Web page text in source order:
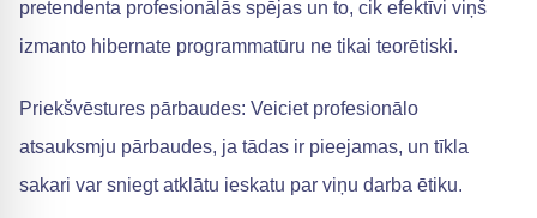
pretendenta profesionālās spējas un to, cik efektīvi viņš
izmanto hibernate programmatūru ne tikai teorētiski.
Priekšvēstures pārbaudes: Veiciet profesionālo
atsauksmju pārbaudes, ja tādas ir pieejamas, un tīkla
sakari var sniegt atklātu ieskatu par viņu darba ētiku.